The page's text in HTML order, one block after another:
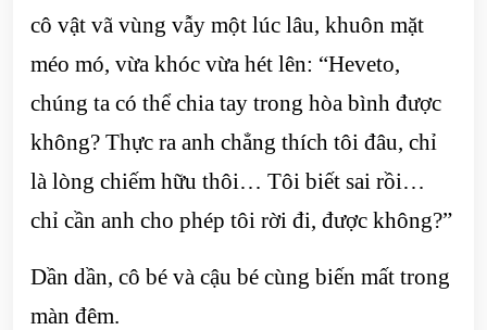
cô vật vã vùng vẫy một lúc lâu, khuôn mặt
méo mó, vừa khóc vừa hét lên: “Heveto,
chúng ta có thể chia tay trong hòa bình được
không? Thực ra anh chẳng thích tôi đâu, chỉ
là lòng chiếm hữu thôi… Tôi biết sai rồi…
chỉ cần anh cho phép tôi rời đi, được không?”
Dần dần, cô bé và cậu bé cùng biến mất trong
màn đêm.